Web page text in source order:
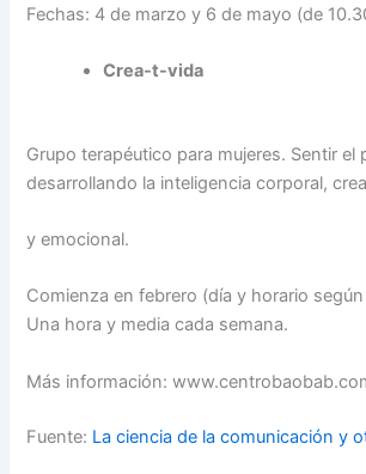
Fechas: 4 de marzo y 6 de mayo (de
Crea-t-vida
Grupo terapéutico para mujeres. Sentir el
desarrollando la inteligencia corporal,
y emocional.
Comienza en febrero (día y horario
Una hora y media cada semana.
Más información:
Fuente: La ciencia de la comunicación y